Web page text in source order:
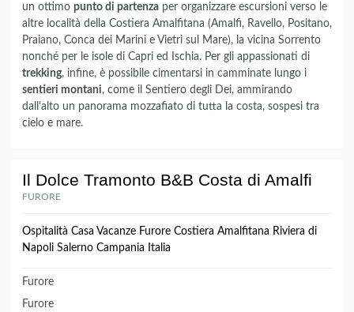
un ottimo punto di partenza per organizzare escursioni verso le
altre località della Costiera Amalfitana (Amalfi, Ravello, Positano,
Praiano, Conca dei Marini e Vietri sul Mare), la vicina Sorrento
nonché per le isole di Capri ed Ischia. Per gli appassionati di
trekking, infine, è possibile cimentarsi in camminate lungo i
sentieri montani, come il Sentiero degli Dei, ammirando
dall'alto un panorama mozzafiato di tutta la costa, sospesi tra
cielo e mare.
Il Dolce Tramonto B&B Costa di Amalfi
FURORE
Ospitalità Casa Vacanze Furore Costiera Amalfitana Riviera di
Napoli Salerno Campania Italia
Furore
Furore